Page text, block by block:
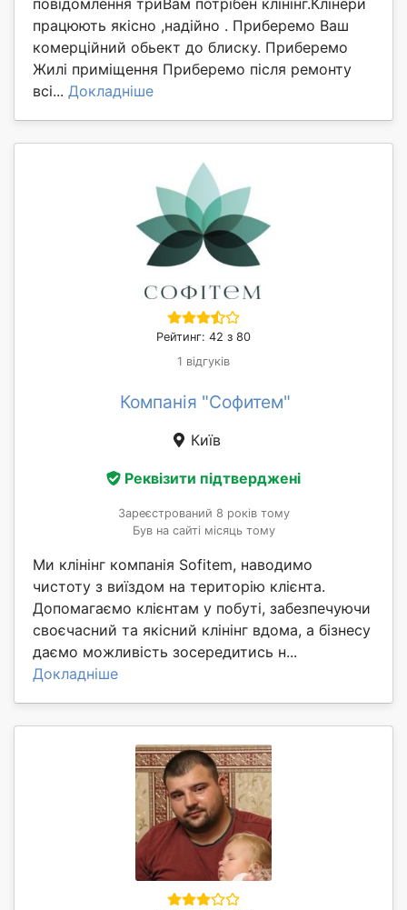
повідомлення триВам потрібен клінінг.Клінери
працюють якісно ,надійно . Приберемо Ваш
комерційний обьект до блиску. Приберемо
Жилі приміщення Приберемо після ремонту
всі... Докладніше
Рейтинг: 42 з 80
1 відгуків
Компанія "Софитем"
Київ
Реквізити підтверджені
Зареєстрований 8 років тому
Був на сайті місяць тому
Ми клінінг компанія Sofitem, наводимо
чистоту з виїздом на територію клієнта.
Допомагаємо клієнтам у побуті, забезпечуючи
своєчасний та якісний клінінг вдома, а бізнесу
даємо можливість зосередитись н...
Докладніше